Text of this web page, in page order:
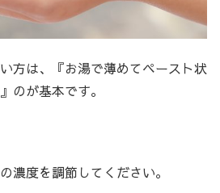
方は、『お湯で薄めてペースト状
のが基本です。
濃度を調節してください。